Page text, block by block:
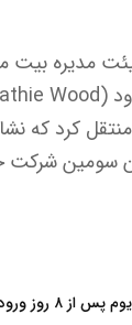
کرد که
سومین شرکت